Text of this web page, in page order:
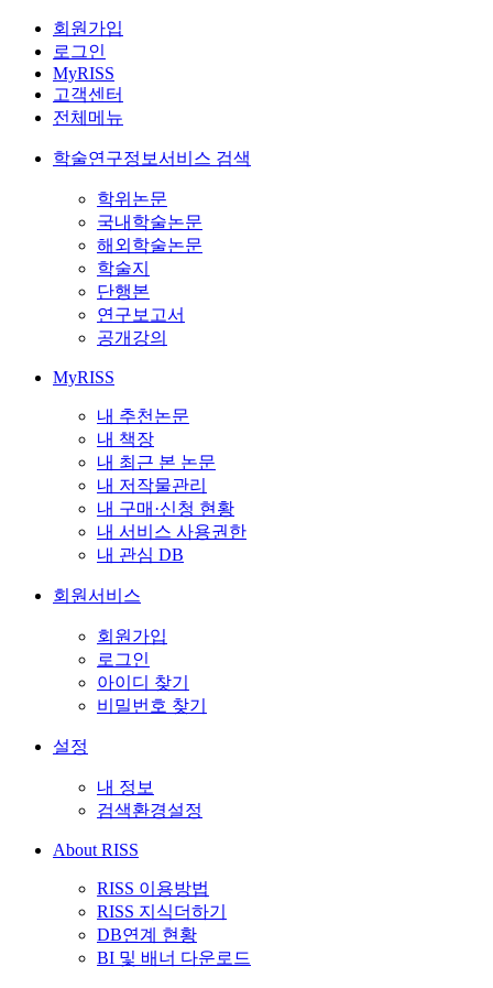
회원가입
로그인
MyRISS
고객센터
전체메뉴
학술연구정보서비스 검색
학위논문
국내학술논문
해외학술논문
학술지
단행본
연구보고서
공개강의
MyRISS
내 추천논문
내 책장
내 최근 본 논문
내 저작물관리
내 구매·신청 현황
내 서비스 사용권한
내 관심 DB
회원서비스
회원가입
로그인
아이디 찾기
비밀번호 찾기
설정
내 정보
검색환경설정
About RISS
RISS 이용방법
RISS 지식더하기
DB연계 현황
BI 및 배너 다운로드